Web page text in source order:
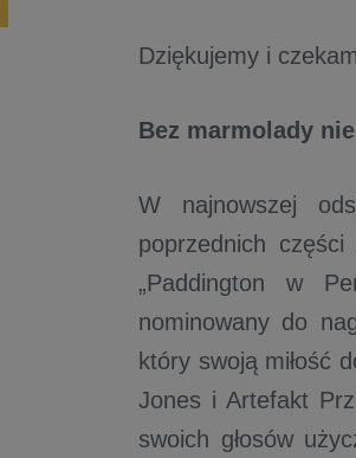
Dziękujemy i
Bez marmolady
W najnowszej
poprzednich
„Paddington w
nominowany do
który swoją miłość
Jones i Artefakt
swoich głosów